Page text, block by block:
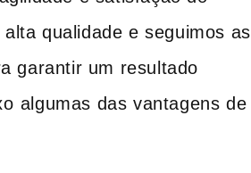
qualidade e seguimos‍ as
garantir‍ um resultado
⁤algumas das vantagens de